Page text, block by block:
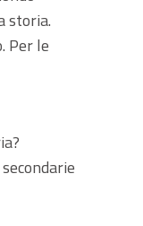
storia.
Per le